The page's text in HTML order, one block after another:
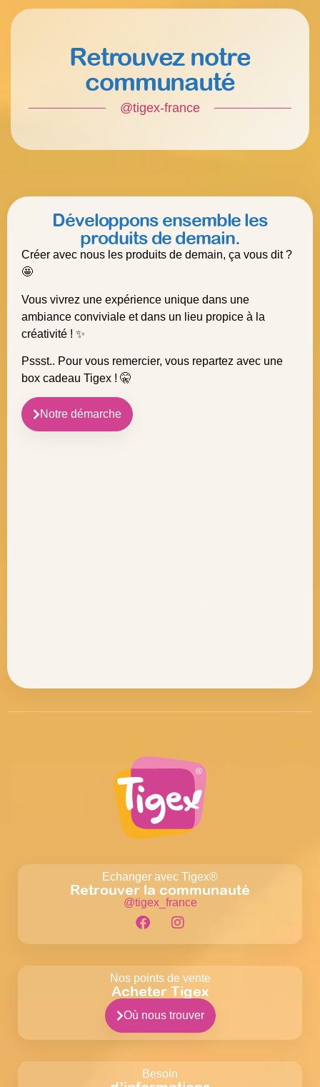
Retrouvez notre
communauté
@tigex-france
Développons ensemble les
produits de demain.
Créer avec nous les produits de demain, ça vous dit ?
🤩
Vous vivrez une expérience unique dans une
ambiance conviviale et dans un lieu propice à la
créativité ! ✨
Pssst.. Pour vous remercier, vous repartez avec une
box cadeau Tigex ! 🤫
Notre démarche
Echanger avec Tigex®
Retrouver la communauté
@tigex_france
Nos points de vente
Acheter Tigex
Où nous trouver
Besoin